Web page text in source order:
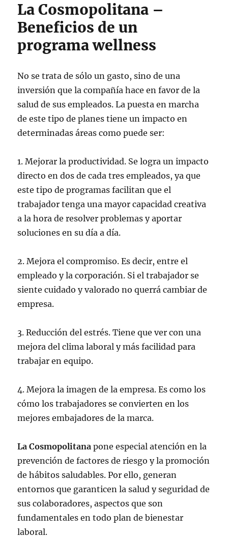
La Cosmopolitana –
Beneficios de un
programa wellness
No se trata de sólo un gasto, sino de una
inversión que la compañía hace en favor de la
salud de sus empleados. La puesta en marcha
de este tipo de planes tiene un impacto en
determinadas áreas como puede ser:
1. Mejorar la productividad. Se logra un impacto
directo en dos de cada tres empleados, ya que
este tipo de programas facilitan que el
trabajador tenga una mayor capacidad creativa
a la hora de resolver problemas y aportar
soluciones en su día a día.
2. Mejora el compromiso. Es decir, entre el
empleado y la corporación. Si el trabajador se
siente cuidado y valorado no querrá cambiar de
empresa.
3. Reducción del estrés. Tiene que ver con una
mejora del clima laboral y más facilidad para
trabajar en equipo.
4. Mejora la imagen de la empresa. Es como los
cómo los trabajadores se convierten en los
mejores embajadores de la marca.
La Cosmopolitana pone especial atención en la
prevención de factores de riesgo y la promoción
de hábitos saludables. Por ello, generan
entornos que garanticen la salud y seguridad de
sus colaboradores, aspectos que son
fundamentales en todo plan de bienestar
laboral.